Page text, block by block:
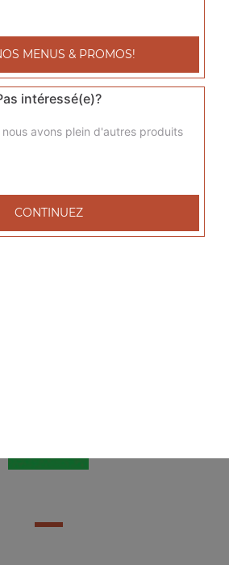
MENUS & PROMOS!
intéressé(e)?
avons plein d'autres produits
CONTINUEZ